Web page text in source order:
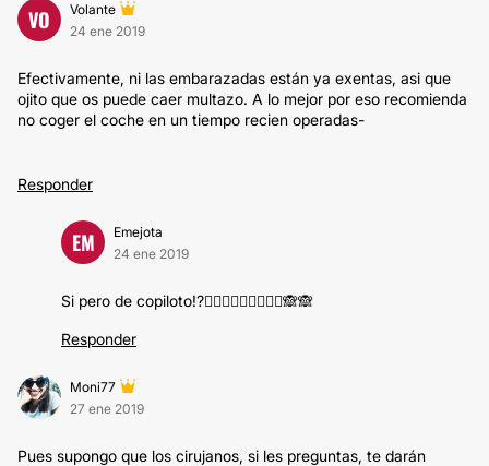
VO
Volante
24 ene 2019
Efectivamente, ni las embarazadas están ya exentas, asi que
ojito que os puede caer multazo. A lo mejor por eso recomienda
no coger el coche en un tiempo recien operadas-
Responder
EM
Emejota
24 ene 2019
Si pero de copiloto!?🤷🏼‍♀️🤷🏼‍♀️🤷🏼‍♀️🙈🙈
Responder
Moni77
27 ene 2019
Pues supongo que los cirujanos, si les preguntas, te darán